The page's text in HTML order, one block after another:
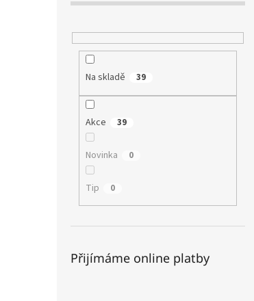
Na skladě 39
Akce 39
Novinka 0
Tip 0
Přijímáme online platby